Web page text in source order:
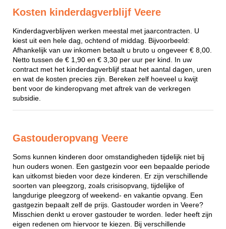
Kosten kinderdagverblijf Veere
Kinderdagverblijven werken meestal met jaarcontracten. U
kiest uit een hele dag, ochtend of middag. Bijvoorbeeld:
Afhankelijk van uw inkomen betaalt u bruto u ongeveer € 8,00.
Netto tussen de € 1,90 en € 3,30 per uur per kind. In uw
contract met het kinderdagverblijf staat het aantal dagen, uren
en wat de kosten precies zijn. Bereken zelf hoeveel u kwijt
bent voor de kinderopvang met aftrek van de verkregen
subsidie.
Gastouderopvang Veere
Soms kunnen kinderen door omstandigheden tijdelijk niet bij
hun ouders wonen. Een gastgezin voor een bepaalde periode
kan uitkomst bieden voor deze kinderen. Er zijn verschillende
soorten van pleegzorg, zoals crisisopvang, tijdelijke of
langdurige pleegzorg of weekend- en vakantie opvang. Een
gastgezin bepaalt zelf de prijs. Gastouder worden in Veere?
Misschien denkt u erover gastouder te worden. Ieder heeft zijn
eigen redenen om hiervoor te kiezen. Bij verschillende